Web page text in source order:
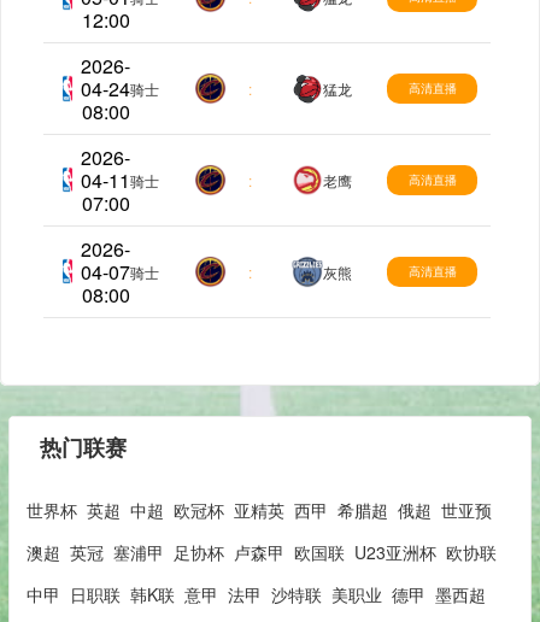
12:00
2026-
04-24
08:00
NBA
骑士 : 猛龙 高清直播
2026-
04-11
07:00
NBA
骑士 : 老鹰 高清直播
2026-
04-07
08:00
NBA
骑士 : 灰熊 高清直播
热门联赛
世界杯 英超 中超 欧冠杯 亚精英 西甲 希腊超 俄超 世亚预
澳超 英冠 塞浦甲 足协杯 卢森甲 欧国联 U23亚洲杯 欧协联
中甲 日职联 韩K联 意甲 法甲 沙特联 美职业 德甲 墨西超